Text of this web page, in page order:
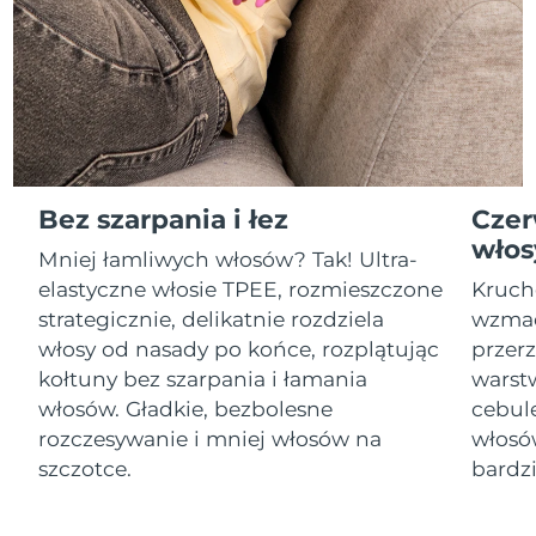
Bez szarpania i łez
Mniej łamliwych włosów? Tak! Ultra-
elastyczne włosie TPEE, rozmieszczone
strategicznie, delikatnie rozdziela
włosy od nasady po końce, rozplątując
kołtuny bez szarpania i łamania
włosów. Gładkie, bezbolesne
rozczesywanie i mniej włosów na
szczotce.
All revitalizing eye massagers
Advanced pore care essentials
Serum
For healthy hair
issa™ Teeth Whitening Gel
18% PAP
Kosmetyki Mężczyźni
Kupuj
FOREO APP
O NAS
Gibraltar
8/14/26
Grecja
Oczekiwany czas dostawy
8/10/26
SRA Hongkong
(Chiny)
Oczekiwany czas dostawy
8/11/26
Węgry
Oczekiwany czas dostawy
8/10/26
Islandia
Oczekiwany czas dostawy
8/11/26
Indonezja
Oczekiwany czas dostawy
8/8/26
Irlandia
Oczekiwany czas dostawy
8/10/26